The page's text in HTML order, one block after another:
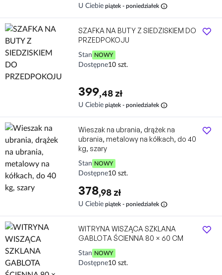
U Ciebie piątek - poniedziałek info
SZAFKA NA BUTY Z SIEDZISKIEM DO
PRZEDPOKOJU
Stan NOWY
Dostępne10 szt.
399,48 zł
U Ciebie piątek - poniedziałek info
Wieszak na ubrania, drążek na
ubrania, metalowy na kółkach, do 40
kg, szary
Stan NOWY
Dostępne10 szt.
378,98 zł
U Ciebie piątek - poniedziałek info
WITRYNA WISZĄCA SZKLANA
GABLOTA ŚCIENNA 80 × 60 CM
Stan NOWY
Dostępne10 szt.